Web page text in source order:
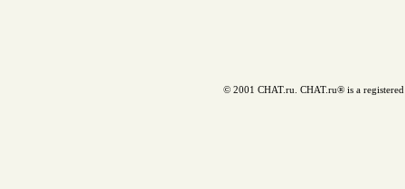
© 2001 CHAT.ru. CHAT.ru® is a